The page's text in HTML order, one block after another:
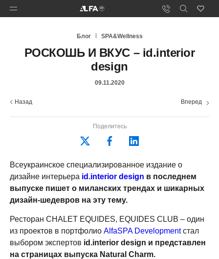
Блог SPA&Wellness
РОСКОШЬ И ВКУС – id.interior
design
09.11.2020
Назад Вперед
Поделитесь
Всеукраинское специализированное издание о
дизайне интерьера id.interior design в последнем
выпуске пишет о миланских трендах и шикарных
дизайн-шедевров на эту тему.
Ресторан CHALET EQUIDES, EQUIDES CLUB – один
из проектов в портфолио AlfaSPA Developmentстал
выбором экспертов id.interior design и представлен
на страницах выпуска Natural Charm.